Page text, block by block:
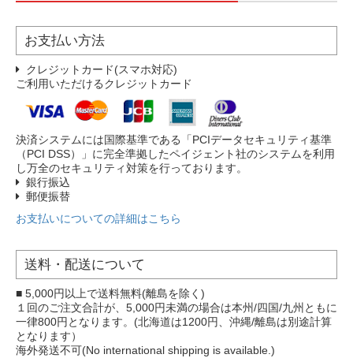
お支払い方法
クレジットカード(スマホ対応)
ご利用いただけるクレジットカード
決済システムには国際基準である「PCIデータセキュリティ基準
（PCI DSS）」に完全準拠したペイジェント社のシステムを利用
し万全のセキュリティ対策を行っております。
銀行振込
郵便振替
お支払いについての詳細はこちら
送料・配送について
■ 5,000円以上で送料無料(離島を除く)
１回のご注文合計が、5,000円未満の場合は本州/四国/九州ともに
一律800円となります。(北海道は1200円、沖縄/離島は別途計算
となります）
海外発送不可(No international shipping is available.)